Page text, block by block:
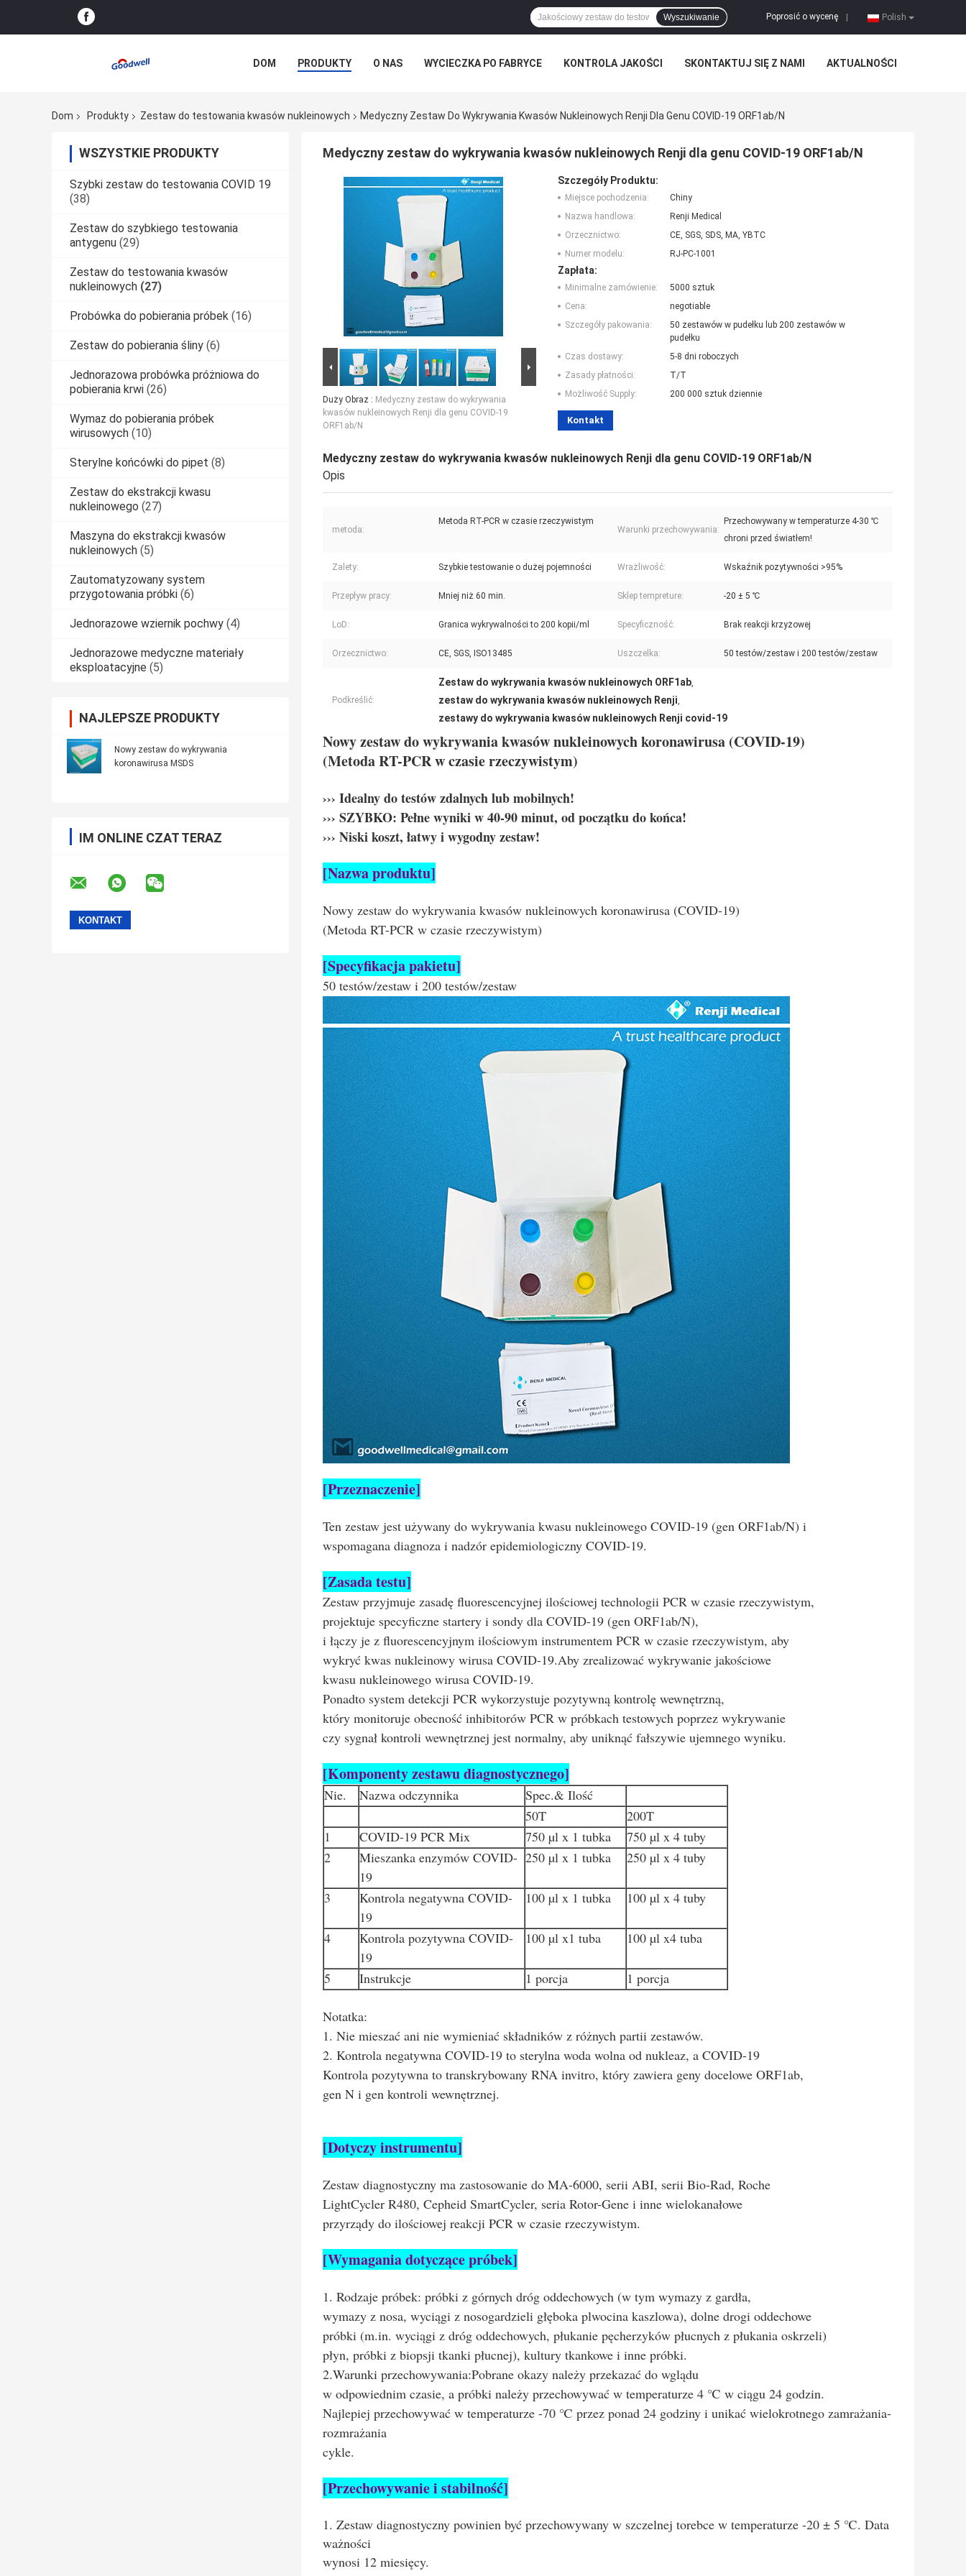
Polish
Poprosić o wycenę
Wyszukiwanie
DOM PRODUKTY O NAS WYCIECZKA PO FABRYCE KONTROLA JAKOŚCI SKONTAKTUJ SIĘ Z NAMI AKTUALNOŚCI
Dom
Produkty Zestaw do testowania kwasów nukleinowych Medyczny Zestaw Do Wykrywania Kwasów Nukleinowych Renji Dla Genu COVID-19 ORF1ab/N
WSZYSTKIE PRODUKTY
Szybki zestaw do testowania COVID 19
(38)
Zestaw do szybkiego testowania
antygenu (29)
Zestaw do testowania kwasów
nukleinowych (27)
Probówka do pobierania próbek (16)
Zestaw do pobierania śliny (6)
Jednorazowa probówka próżniowa do
pobierania krwi (26)
Wymaz do pobierania próbek
wirusowych (10)
Sterylne końcówki do pipet (8)
Zestaw do ekstrakcji kwasu
nukleinowego (27)
Maszyna do ekstrakcji kwasów
nukleinowych (5)
Zautomatyzowany system
przygotowania próbki (6)
Jednorazowe wziernik pochwy (4)
Jednorazowe medyczne materiały
eksploatacyjne (5)
NAJLEPSZE PRODUKTY
Nowy zestaw do wykrywania
koronawirusa MSDS
IM ONLINE CZAT TERAZ
Medyczny zestaw do wykrywania kwasów nukleinowych Renji dla genu COVID-19 ORF1ab/N
Duży Obraz : Medyczny zestaw do wykrywania
kwasów nukleinowych Renji dla genu COVID-19
ORF1ab/N
Szczegóły Produktu:
Miejsce pochodzenia:
Chiny
Nazwa handlowa:
Renji Medical
Orzecznictwo:
CE, SGS, SDS, MA, YBTC
Numer modelu:
RJ-PC-1001
Zapłata:
Minimalne zamówienie:
5000 sztuk
Cena:
negotiable
Szczegóły pakowania:
50 zestawów w pudełku lub 200 zestawów w
pudełku
Czas dostawy:
5-8 dni roboczych
Zasady płatności:
T/T
Możliwość Supply:
200 000 sztuk dziennie
Kontakt
Medyczny zestaw do wykrywania kwasów nukleinowych Renji dla genu COVID-19 ORF1ab/N
Opis
metoda:
Metoda RT-PCR w czasie rzeczywistym
Warunki przechowywania:
Przechowywany w temperaturze 4-30 ℃
chroni przed światłem!
Zalety: Szybkie testowanie o dużej pojemności Wrażliwość: Wskaźnik pozytywności >95%
Przepływ pracy: Mniej niż 60 min. Sklep tempreture: -20 ± 5 ℃
LoD: Granica wykrywalności to 200 kopii/ml Specyficzność: Brak reakcji krzyżowej
Orzecznictwo: CE, SGS, ISO13485 Uszczelka: 50 testów/zestaw i 200 testów/zestaw
Podkreślić:
Zestaw do wykrywania kwasów nukleinowych ORF1ab,
zestaw do wykrywania kwasów nukleinowych Renji,
zestawy do wykrywania kwasów nukleinowych Renji covid-19
Nowy zestaw do wykrywania kwasów nukleinowych koronawirusa (COVID-19)
(Metoda RT-PCR w czasie rzeczywistym)
››› Idealny do testów zdalnych lub mobilnych!
››› SZYBKO: Pełne wyniki w 40-90 minut, od początku do końca!
››› Niski koszt, łatwy i wygodny zestaw!
[Nazwa produktu]
Nowy zestaw do wykrywania kwasów nukleinowych koronawirusa (COVID-19)
(Metoda RT-PCR w czasie rzeczywistym)
[Specyfikacja pakietu]
50 testów/zestaw i 200 testów/zestaw
[Przeznaczenie]
Ten zestaw jest używany do wykrywania kwasu nukleinowego COVID-19 (gen ORF1ab/N) i
wspomagana diagnoza i nadzór epidemiologiczny COVID-19.
[Zasada testu]
Zestaw przyjmuje zasadę fluorescencyjnej ilościowej technologii PCR w czasie rzeczywistym,
projektuje specyficzne startery i sondy dla COVID-19 (gen ORF1ab/N),
i łączy je z fluorescencyjnym ilościowym instrumentem PCR w czasie rzeczywistym, aby
wykryć kwas nukleinowy wirusa COVID-19.Aby zrealizować wykrywanie jakościowe
kwasu nukleinowego wirusa COVID-19.
Ponadto system detekcji PCR wykorzystuje pozytywną kontrolę wewnętrzną,
który monitoruje obecność inhibitorów PCR w próbkach testowych poprzez wykrywanie
czy sygnał kontroli wewnętrznej jest normalny, aby uniknąć fałszywie ujemnego wyniku.
[Komponenty zestawu diagnostycznego]
Nie. Nazwa odczynnika
Spec.& Ilość
50T
200T
1
COVID-19 PCR Mix 750 µl x 1 tubka
750 µl x 4 tuby
2
Mieszanka enzymów COVID-
19
250 µl x 1 tubka 250 µl x 4 tuby
3
Kontrola negatywna COVID-
19
100 µl x 1 tubka 100 µl x 4 tuby
4
Kontrola pozytywna COVID-
19
100 µl x1 tuba 100 µl x4 tuba
5 Instrukcje 1 porcja 1 porcja
Notatka:
1. Nie mieszać ani nie wymieniać składników z różnych partii zestawów.
2. Kontrola negatywna COVID-19 to sterylna woda wolna od nukleaz, a COVID-19
Kontrola pozytywna to transkrybowany RNA invitro, który zawiera geny docelowe ORF1ab,
gen N i gen kontroli wewnętrznej.
[Dotyczy instrumentu]
Zestaw diagnostyczny ma zastosowanie do MA-6000, serii ABI, serii Bio-Rad, Roche
LightCycler R480, Cepheid SmartCycler, seria Rotor-Gene i inne wielokanałowe
przyrządy do ilościowej reakcji PCR w czasie rzeczywistym.
[Wymagania dotyczące próbek]
1. Rodzaje próbek: próbki z górnych dróg oddechowych (w tym wymazy z gardła,
wymazy z nosa, wyciągi z nosogardzieli głęboka plwocina kaszlowa), dolne drogi oddechowe
próbki (m.in. wyciągi z dróg oddechowych, płukanie pęcherzyków płucnych z płukania oskrzeli)
płyn, próbki z biopsji tkanki płucnej), kultury tkankowe i inne próbki.
2.Warunki przechowywania:Pobrane okazy należy przekazać do wglądu
w odpowiednim czasie, a próbki należy przechowywać w temperaturze 4 ℃ w ciągu 24 godzin.
Najlepiej przechowywać w temperaturze -70 ℃ przez ponad 24 godziny i unikać wielokrotnego zamrażania-
rozmrażania
cykle.
[Przechowywanie i stabilność]
1. Zestaw diagnostyczny powinien być przechowywany w szczelnej torebce w temperaturze -20 ± 5 ℃. Data
ważności
wynosi 12 miesięcy.